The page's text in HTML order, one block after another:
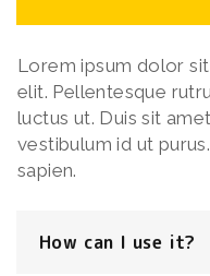
Lorem ipsum dolor
elit. Pellentesque
luctus ut. Duis sit
vestibulum id ut
sapien.
How can I use it?